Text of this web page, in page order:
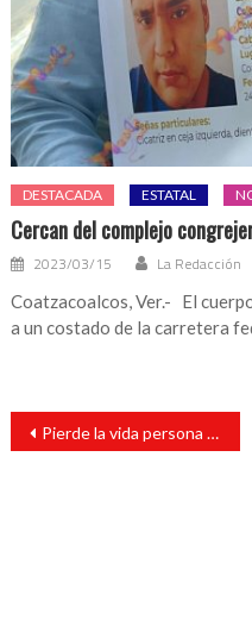
DESTACADA ESTATAL
Cercan del complejo
2023/03/15 La Redacción
Coatzacoalcos, Ver.- El
a un costado de la carretera
Navegación
entradas
Pierde la vida persona en situación de calle tras ser atropellado